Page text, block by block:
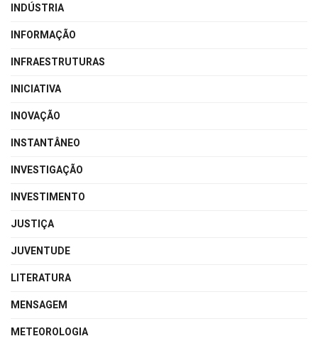
INDÚSTRIA
INFORMAÇÃO
INFRAESTRUTURAS
INICIATIVA
INOVAÇÃO
INSTANTÂNEO
INVESTIGAÇÃO
INVESTIMENTO
JUSTIÇA
JUVENTUDE
LITERATURA
MENSAGEM
METEOROLOGIA